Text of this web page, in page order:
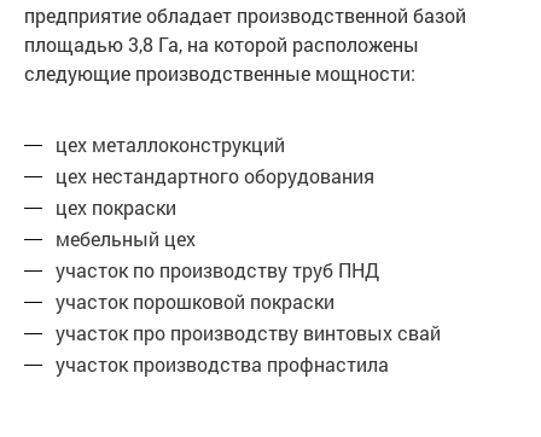
предприятие обладает производственной базой
площадью 3,8 Га, на которой расположены
следующие производственные мощности:
цех металлоконструкций
цех нестандартного оборудования
цех покраски
мебельный цех
участок по производству труб ПНД
участок порошковой покраски
участок про производству винтовых свай
участок производства профнастила